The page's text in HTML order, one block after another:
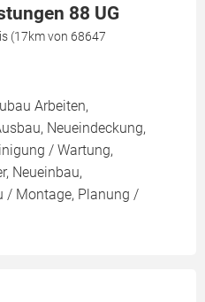
88 UG
(17km von 68647
Arbeiten,
Neueindeckung,
/ Wartung,
Neueinbau,
/ Montage, Planung /